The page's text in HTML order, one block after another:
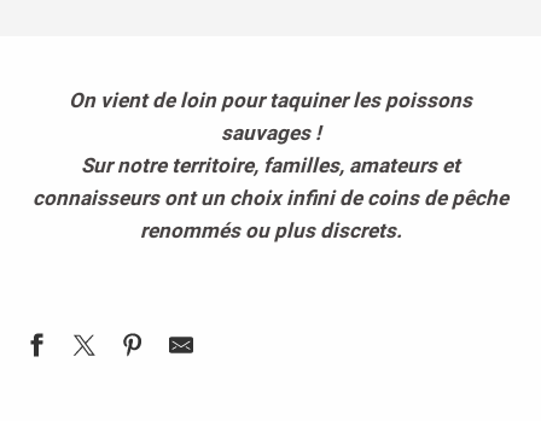
On vient de loin pour taquiner les poissons
sauvages !
Sur notre territoire, familles, amateurs et
connaisseurs ont un choix infini de coins de pêche
renommés ou plus discrets.